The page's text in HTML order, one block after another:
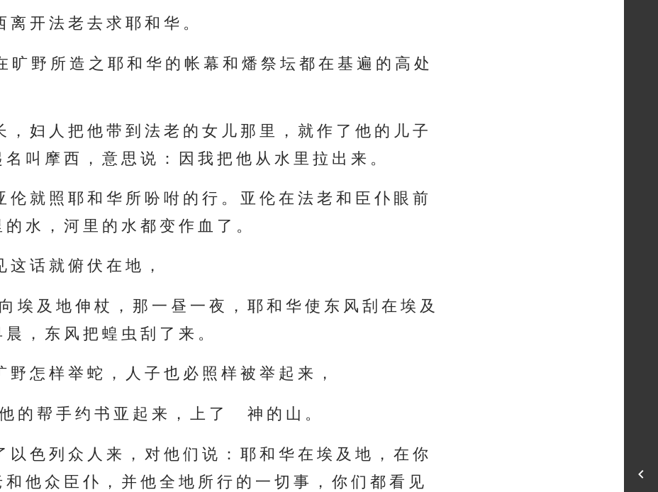
离 开 法 老 去 求 耶 和 华 。
旷 野 所 造 之 耶 和 华 的 帐 幕 和 燔 祭 坛 都 在 基 遍 的 高 处
， 妇 人 把 他 带 到 法 老 的 女 儿 那 里 ， 就 作 了 他 的 儿 子
叫 摩 西 ， 意 思 说 ： 因 我 把 他 从 水 里 拉 出 来 。
伦 就 照 耶 和 华 所 吩 咐 的 行 。 亚 伦 在 法 老 和 臣 仆 眼 前
水 ， 河 里 的 水 都 变 作 血 了 。
这 话 就 俯 伏 在 地 ，
埃 及 地 伸 杖 ， 那 一 昼 一 夜 ， 耶 和 华 使 东 风 刮 在 埃 及
， 东 风 把 蝗 虫 刮 了 来 。
野 怎 样 举 蛇 ， 人 子 也 必 照 样 被 举 起 来 ，
的 帮 手 约 书 亚 起 来 ， 上 了 神 的 山 。
以 色 列 众 人 来 ， 对 他 们 说 ： 耶 和 华 在 埃 及 地 ， 在 你
和 他 众 臣 仆 ， 并 他 全 地 所 行 的 一 切 事 ， 你 们 都 看 见